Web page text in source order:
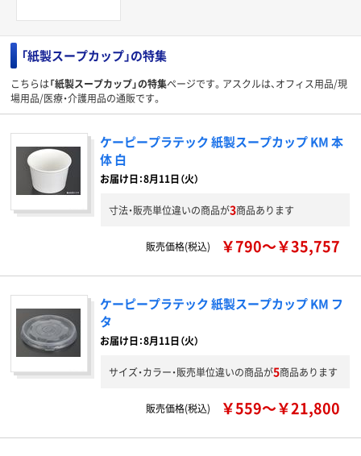
「紙製スープカップ」の特集
こちらは「紙製スープカップ」の特集ページです。アスクルは、オフィス用品/現
場用品/医療・介護用品の通販です。
ケーピープラテック 紙製スープカップ KM 本
体 白
お届け日：8月11日（火）
寸法・販売単位違いの商品が3商品あります
販売価格(税込) ￥790～￥35,757
ケーピープラテック 紙製スープカップ KM フ
タ
お届け日：8月11日（火）
サイズ・カラー・販売単位違いの商品が5商品あります
販売価格(税込) ￥559～￥21,800